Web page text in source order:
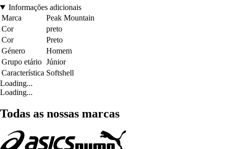
Informações adicionais
Marca
Peak Mountain
Cor
preto
Cor
Preto
Género
Homem
Grupo etário Júnior
Característica Softshell
Loading...
Loading...
Todas as nossas marcas